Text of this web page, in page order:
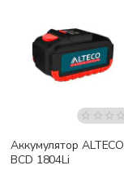
Аккумулятор ALTECO
BCD 1804Li